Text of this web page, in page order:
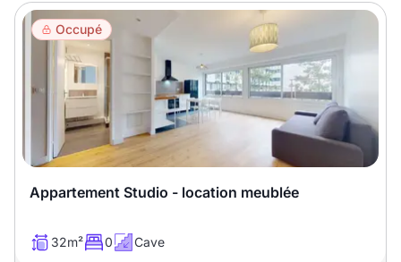
Occupé
Appartement Studio - location meublée
32m² 0 Cave